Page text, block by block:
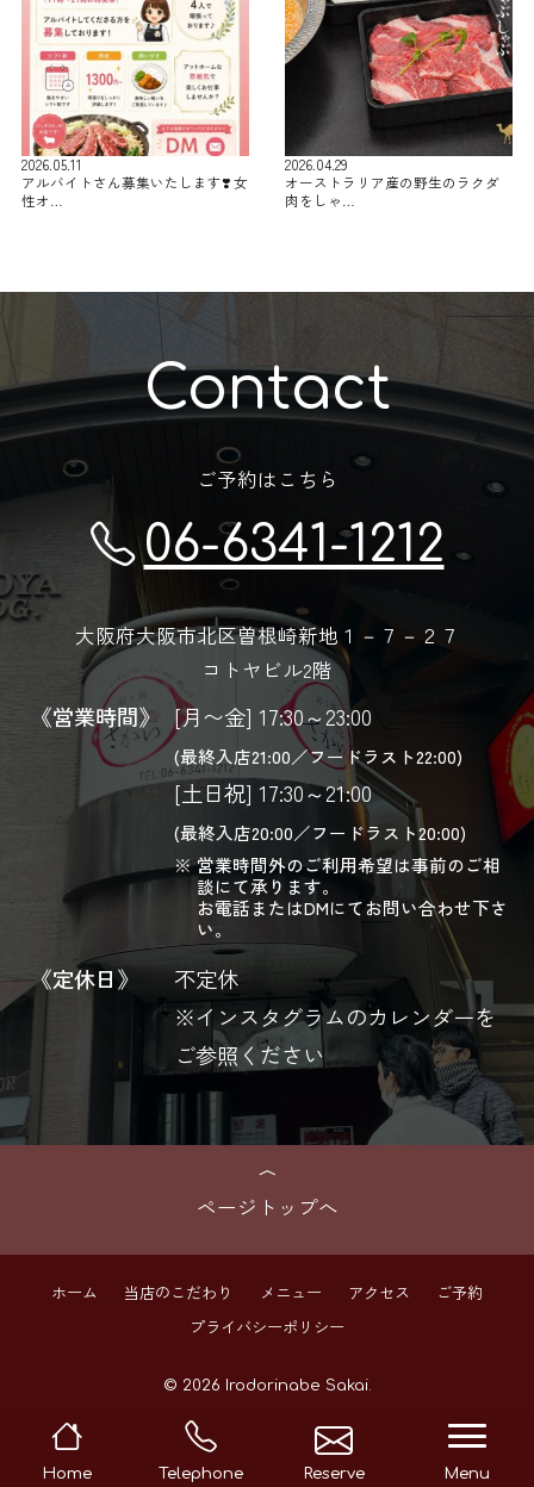
Home Telephone Reserve Menu
2026.05.11
アルバイトさん募集いたします❣️ 女
性オ…
2026.04.29
オーストラリア産の野生のラクダ
肉をしゃ…
Contact
ご予約はこちら
06-6341-1212
大阪府大阪市北区曽根崎新地１－７－２７
コトヤビル2階
《営業時間》 [月〜金] 17:30～23:00
(最終入店21:00／フードラスト22:00)
[土日祝] 17:30～21:00
(最終入店20:00／フードラスト20:00)
営業時間外のご利用希望は事前のご相
談にて承ります。
お電話またはDMにてお問い合わせ下さ
い。
《定休日》
不定休
※インスタグラムのカレンダーを
ご参照ください
ページトップへ
ホーム 当店のこだわり メニュー アクセス
ご予約
プライバシーポリシー
© 2026 Irodorinabe Sakai.